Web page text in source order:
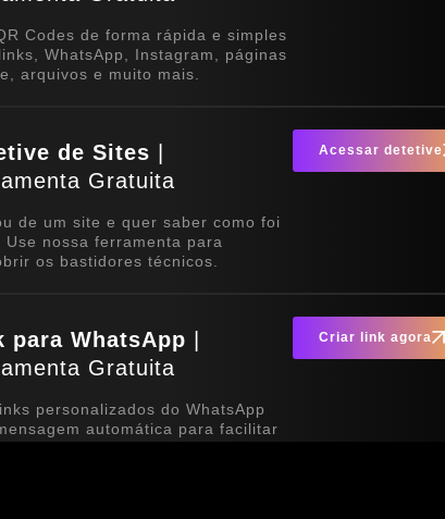
Codes de forma rápida e simples
WhatsApp, Instagram, páginas
arquivos e muito mais.
de Sites |
Gratuita
de um site e quer saber como foi
Use nossa ferramenta para
os bastidores técnicos.
Acessar detetive
para WhatsApp |
Gratuita
personalizados do WhatsApp
automática para facilitar
Criar link agora